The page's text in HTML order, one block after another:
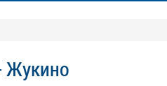
Жукино